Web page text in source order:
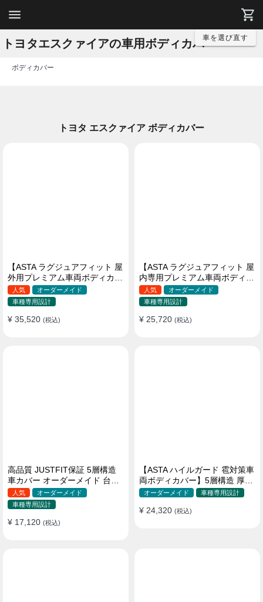
トヨタエスクァイアの車用ボディカバー車を選び直す
ボディカバー
トヨタ エスクァイア ボディカバー
【ASTA ラグジュアフィット 屋
外用プレミアム車両ボディカバ
ー】PUレザー製 オーダーメイ
ド 高級感 裏起毛車カバー 強風
対策
人気
オーダーメイド
車種専用設計
¥ 35,520 (税込)
【ASTA ラグジュアフィット 屋
内専用プレミアム車両ボディカ
バー】オーダーメイド 最高級
生地 柔かい 裏起毛車カバー
人気
オーダーメイド
車種専用設計
¥ 25,720 (税込)
高品質 JUSTFIT保証 5層構造
車カバー オーダーメイド 台風
対策 裏起毛 防水 耐久性 傷保護
人気
オーダーメイド
車種専用設計
¥ 17,120 (税込)
【ASTA ハイルガード 雹対策車
両ボディカバー】5層構造 厚手
オーダーメイド 凍結防止 防雪
ィカバー
オーダーメイド 車種専用設計
¥ 24,320 (税込)